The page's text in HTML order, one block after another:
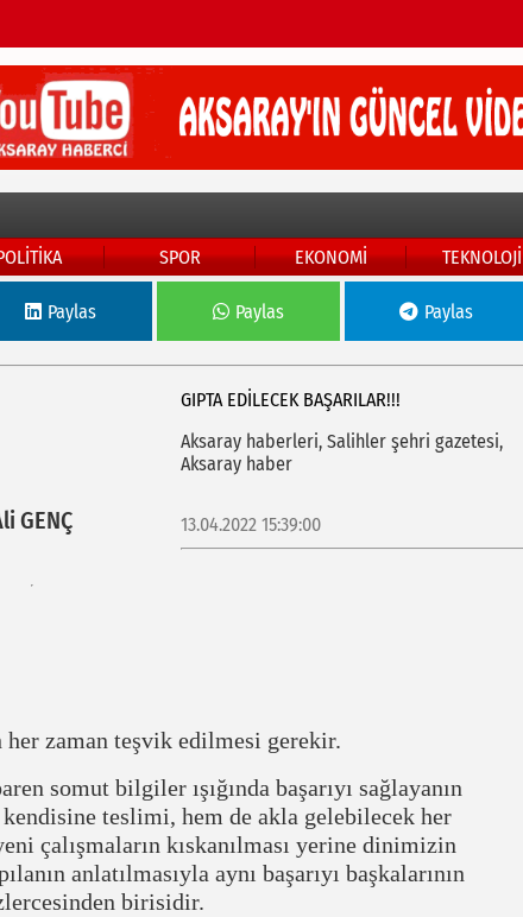
SPOR EKONOMİ TEKNOLOJİ
Paylas Paylas Paylas
GENÇ
GIPTA EDİLECEK BAŞARILAR!!!
Aksaray haberleri, Salihler şehri gazetesi,
Aksaray haber
13.04.2022 15:39:00
her zaman teşvik edilmesi gerekir.
somut bilgiler ışığında başarıyı sağlayanın
kendisine teslimi, hem de akla gelebilecek her
çalışmaların kıskanılması yerine dinimizin
anlatılmasıyla aynı başarıyı başkalarının
birisidir.